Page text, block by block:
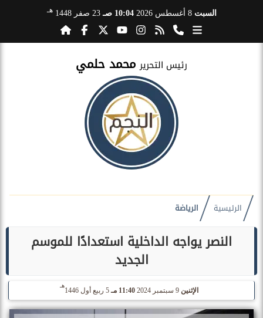
السبت 8 أغسطس 2026 10:04 صـ 23 صفر 1448 هـ
رئيس التحرير محمد حلمي
الرئيسية الرياضة
النصر يواجه الداخلية استعدادًا للموسم
الجديد
الإثنين 11:40 مـ 5 ربيع أول 1446
هـ